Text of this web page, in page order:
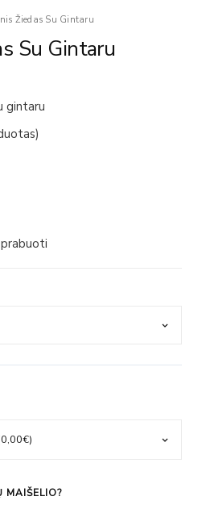
Žiedas Su Gintaru
Su Gintaru
gintaru
MAIŠELIO?